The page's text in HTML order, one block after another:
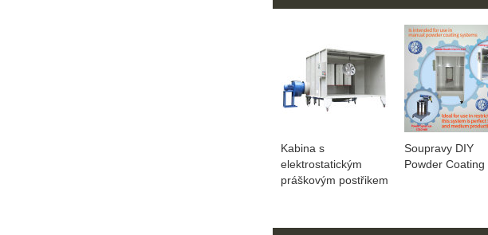
Kabina s
elektrostatickým
práškovým postřikem
Soupravy DIY
Powder Coating